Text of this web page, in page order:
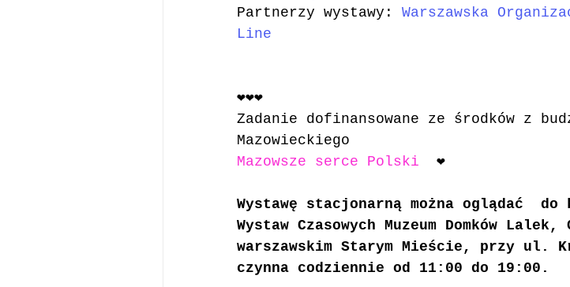
Partnerzy wystawy: Warszawska
Line
❤️❤️❤️
Zadanie dofinansowane ze środków z
Mazowieckiego
Mazowsze serce Polski
❤️
Wystawę stacjonarną można oglądać
Wystaw Czasowych Muzeum Domków
warszawskim Starym Mieście, przy ul.
czynna codziennie od 11:00 do 19:00.